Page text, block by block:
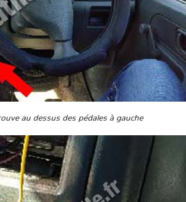
au dessus des pédales à gauche